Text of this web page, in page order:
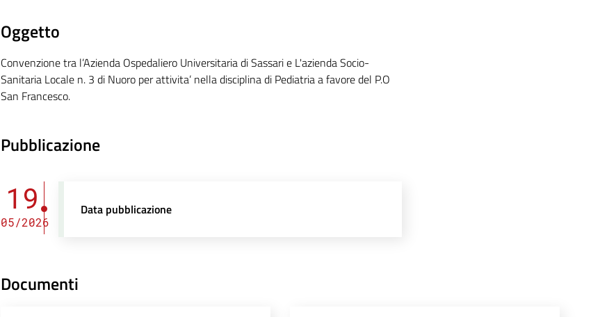
Oggetto
Convenzione tra l’Azienda Ospedaliero Universitaria di Sassari e L'azienda Socio-
Sanitaria Locale n. 3 di Nuoro per attivita’ nella disciplina di Pediatria a favore del P.O
San Francesco.
Pubblicazione
19
05/2026
Data pubblicazione
Documenti